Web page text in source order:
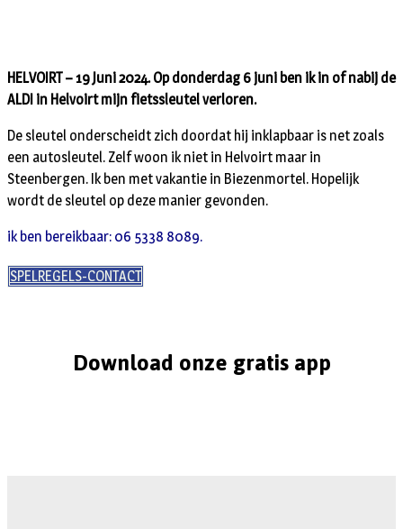
HELVOIRT – 19 Juni 2024. Op donderdag 6 juni ben ik in of nabij de
ALDI in Helvoirt mijn fietssleutel verloren.
De sleutel onderscheidt zich doordat hij inklapbaar is net zoals
een autosleutel. Zelf woon ik niet in Helvoirt maar in
Steenbergen. Ik ben met vakantie in Biezenmortel. Hopelijk
wordt de sleutel op deze manier gevonden.
ik ben bereikbaar: 06 5338 8089.
SPELREGELS-CONTACT
Download onze gratis app